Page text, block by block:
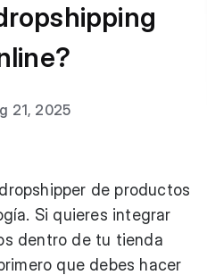
21, 2025
de productos
Si quieres integrar
dentro de tu tienda
que debes hacer